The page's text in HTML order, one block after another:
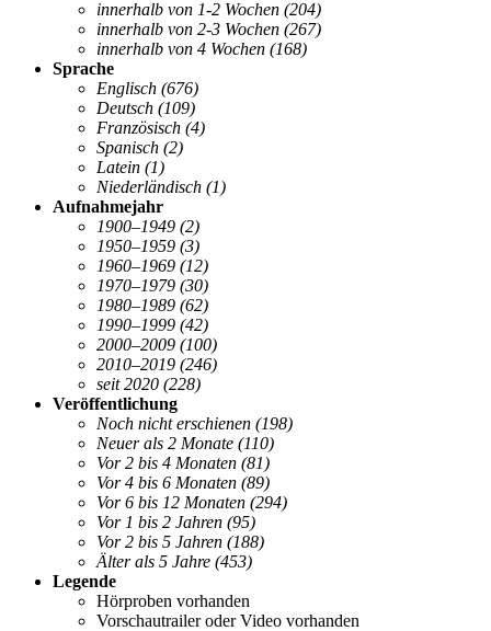
innerhalb von 1-2 Wochen (204)
innerhalb von 2-3 Wochen (267)
innerhalb von 4 Wochen (168)
Sprache
Englisch (676)
Deutsch (109)
Französisch (4)
Spanisch (2)
Latein (1)
Niederländisch (1)
Aufnahmejahr
1900–1949 (2)
1950–1959 (3)
1960–1969 (12)
1970–1979 (30)
1980–1989 (62)
1990–1999 (42)
2000–2009 (100)
2010–2019 (246)
seit 2020 (228)
Veröffentlichung
Noch nicht erschienen (198)
Neuer als 2 Monate (110)
Vor 2 bis 4 Monaten (81)
Vor 4 bis 6 Monaten (89)
Vor 6 bis 12 Monaten (294)
Vor 1 bis 2 Jahren (95)
Vor 2 bis 5 Jahren (188)
Älter als 5 Jahre (453)
Legende
Hörproben vorhanden
Vorschautrailer oder Video vorhanden